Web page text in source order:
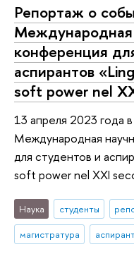
Репортаж о
Международная
конференция
аспирантов
soft power nel
13 апреля 2023 года
Международная
для студентов и
soft power nel XXI
Наука студенты
магистратура